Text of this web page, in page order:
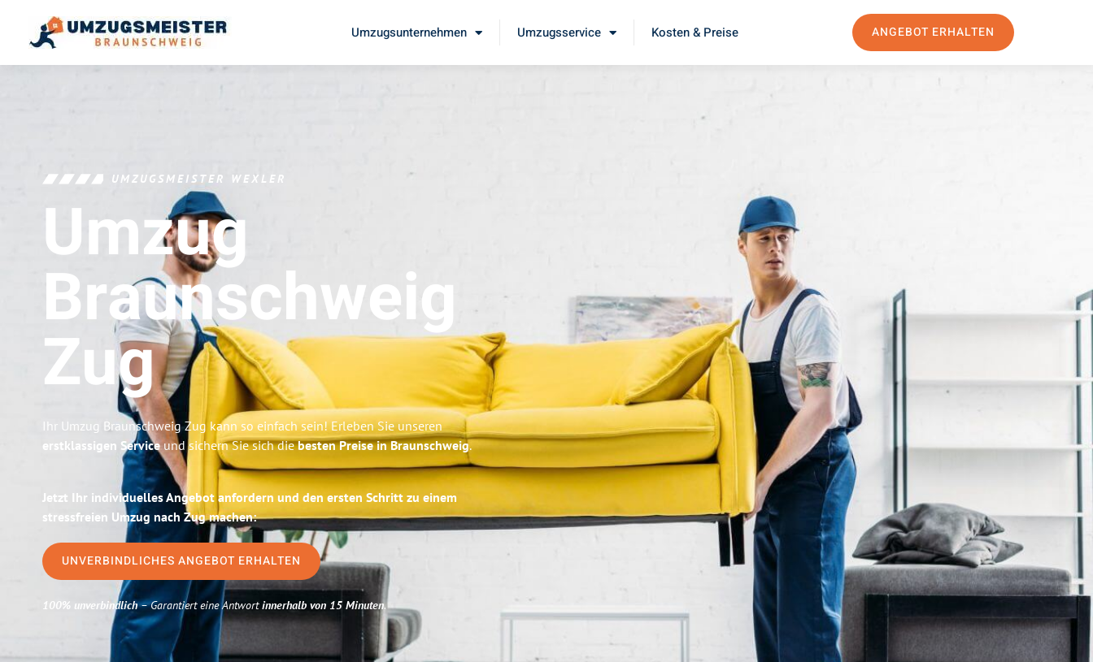
Umzugsunternehmen Umzugsservice Kosten & Preise ANGEBOT ERHALTEN
UMZUGSMEISTER WEXLER
Umzug
Braunschweig
Zug
Ihr Umzug Braunschweig Zug kann so einfach sein! Erleben Sie unseren
erstklassigen Serviceund sichern Sie sich diebesten Preise in Braunschweig.
Jetzt Ihr individuelles Angebot anfordern und den ersten Schritt zu einem
stressfreien Umzug nach Zug machen:
UNVERBINDLICHES ANGEBOT ERHALTEN
100% unverbindlich– Garantiert eine Antwortinnerhalb von 15 Minuten.